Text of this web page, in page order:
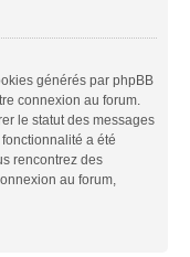
générés par phpBB
connexion au forum.
le statut des messages
a été
rencontrez des
au forum,